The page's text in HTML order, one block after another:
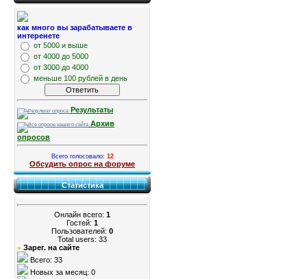
как много вы зарабатываете в
интеренете
от 5000 и выше
от 4000 до 5000
от 3000 до 4000
меньше 100 рублей в день
Результаты
Архив
опросов
Всего голосовало: 12
Обсудить опрос на форуме
Статистика
Онлайн всего: 1
Гостей: 1
Пользователей: 0
Total users: 33
» Зарег. на сайте
Всего: 33
Новых за месяц: 0